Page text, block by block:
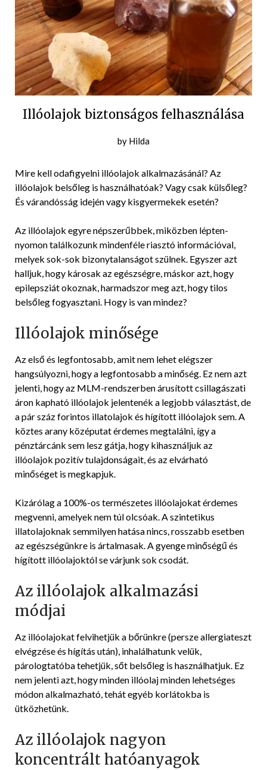
Illóolajok biztonságos felhasználása
Posted
2019-
03-
08
by Hilda
Mire kell odafigyelni illóolajok alkalmazásánál? Az
illóolajok belsőleg is használhatóak? Vagy csak külsőleg?
És várandósság idején vagy kisgyermekek esetén?
Az illóolajok egyre népszerűbbek, miközben lépten-
nyomon találkozunk mindenféle riasztó információval,
melyek sok-sok bizonytalanságot szülnek. Egyszer azt
halljuk, hogy károsak az egészségre, máskor azt, hogy
epilepsziát okoznak, harmadszor meg azt, hogy tilos
belsőleg fogyasztani. Hogy is van mindez?
Illóolajok minősége
Az első és legfontosabb, amit nem lehet elégszer
hangsúlyozni, hogy a legfontosabb a minőség. Ez nem azt
jelenti, hogy az MLM-rendszerben árusított csillagászati
áron kapható illóolajok jelentenék a legjobb választást, de
a pár száz forintos illatolajok és hígított illóolajok sem. A
köztes arany középutat érdemes megtalálni, így a
pénztárcánk sem lesz gátja, hogy kihasználjuk az
illóolajok pozitív tulajdonságait, és az elvárható
minőséget is megkapjuk.
Kizárólag a 100%-os természetes illóolajokat érdemes
megvenni, amelyek nem túl olcsóak. A szintetikus
illatolajoknak semmilyen hatása nincs, rosszabb esetben
az egészségünkre is ártalmasak. A gyenge minőségű és
hígított illóolajoktól se várjunk sok csodát.
Az illóolajok alkalmazási
módjai
Az illóolajokat felvihetjük a bőrünkre (persze allergiateszt
elvégzése és hígítás után), inhalálhatunk velük,
párologtatóba tehetjük, sőt belsőleg is használhatjuk. Ez
nem jelenti azt, hogy minden illóolaj minden lehetséges
módon alkalmazható, tehát egyéb korlátokba is
ütközhetünk.
Az illóolajok nagyon
koncentrált hatóanyagok